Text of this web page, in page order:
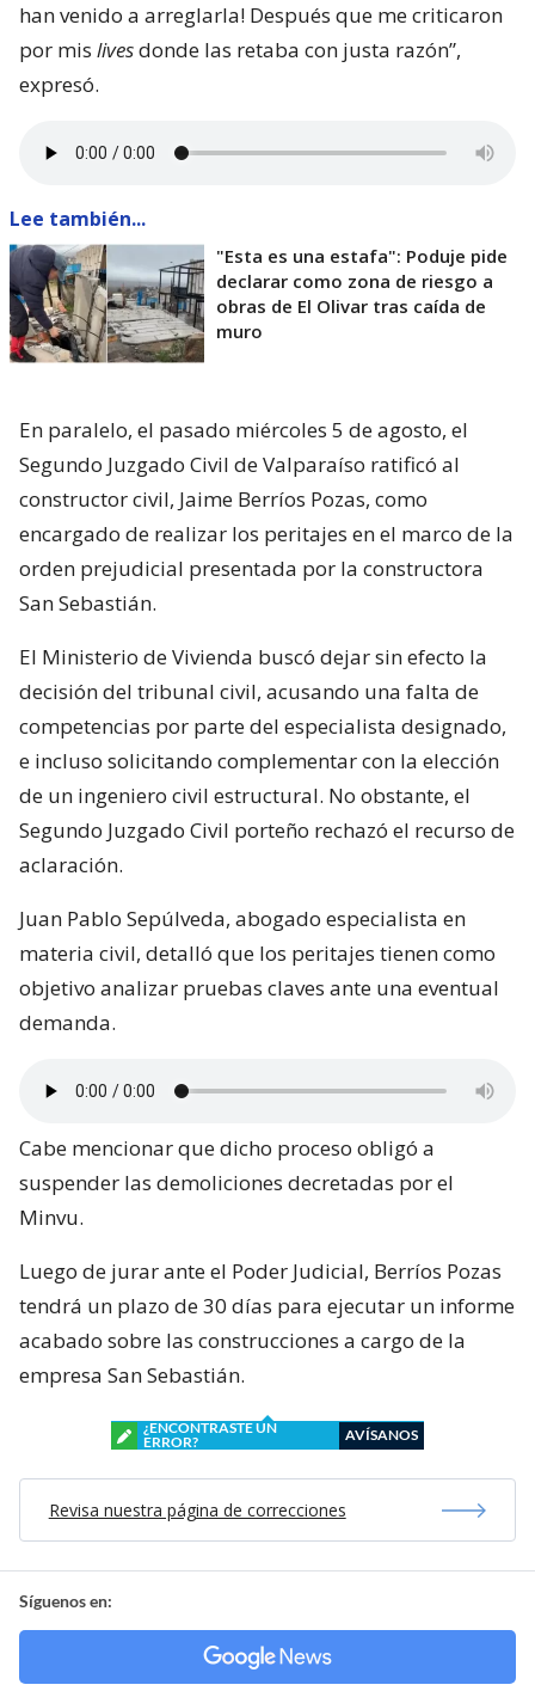
han venido a arreglarla! Después que me criticaron
por mis livesdonde las retaba con justa razón”,
expresó.
Lee también...
"Esta es una estafa": Poduje pide
declarar como zona de riesgo a
obras de El Olivar tras caída de
muro
En paralelo, el pasado miércoles 5 de agosto, el
Segundo Juzgado Civil de Valparaíso ratificó al
constructor civil, Jaime Berríos Pozas, como
encargado de realizar los peritajes en el marco de la
orden prejudicial presentada por la constructora
San Sebastián.
El Ministerio de Vivienda buscó dejar sin efecto la
decisión del tribunal civil, acusando una falta de
competencias por parte del especialista designado,
e incluso solicitando complementar con la elección
de un ingeniero civil estructural. No obstante, el
Segundo Juzgado Civil porteño rechazó el recurso de
aclaración.
Juan Pablo Sepúlveda, abogado especialista en
materia civil, detalló que los peritajes tienen como
objetivo analizar pruebas claves ante una eventual
demanda.
Cabe mencionar que dicho proceso obligó a
suspender las demoliciones decretadas por el
Minvu.
Luego de jurar ante el Poder Judicial, Berríos Pozas
tendrá un plazo de 30 días para ejecutar un informe
acabado sobre las construcciones a cargo de la
empresa San Sebastián.
¿ENCONTRASTE UN
ERROR?
AVÍSANOS
Revisa nuestra página de correcciones
Síguenos en: